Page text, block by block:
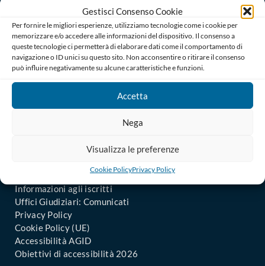
Gestisci Consenso Cookie
Per fornire le migliori esperienze, utilizziamo tecnologie come i cookie per
memorizzare e/o accedere alle informazioni del dispositivo. Il consenso a
queste tecnologie ci permetterà di elaborare dati come il comportamento di
navigazione o ID unici su questo sito. Non acconsentire o ritirare il consenso
può influire negativamente su alcune caratteristiche e funzioni.
Accetta
Nega
Visualizza le preferenze
Cookie PolicyPrivacy Policy
Ordine degli Avvocati di Bari
Palazzo di Giustizia, Piazza De Nicola 70123 BARI
Telefono : 080 574 91 54 / 080 527 73 24
PEC – Posta Elettronica Certificata :
ordine@avvocatibari.legalmail.it
Uffici Amministrativi
Informazioni agli iscritti
Uffici Giudiziari: Comunicati
Privacy Policy
Cookie Policy (UE)
Accessibilità AGID
Obiettivi di accessibilità 2026